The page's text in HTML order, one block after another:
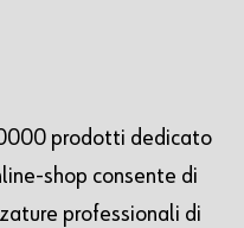
prodotti dedicato
shop consente di
professionali di